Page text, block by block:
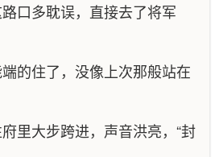
口多耽误，直接去了将军
的住了，没像上次那般站在
里大步跨进，声音洪亮，“封